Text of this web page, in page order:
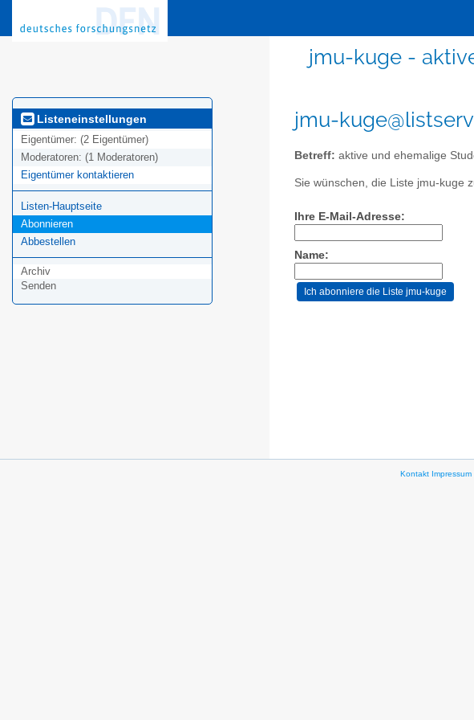
jmu-kuge -
Listeneinstellungen
Eigentümer: (2 Eigentümer)
Moderatoren: (1 Moderatoren)
Eigentümer kontaktieren
Listen-Hauptseite
Abonnieren
Abbestellen
Archiv
Senden
jmu-
Betreff: aktive und ehemalige
Sie wünschen, die Liste jmu-kuge
Ihre E-Mail-Adresse:
Name:
Kontakt Impressum